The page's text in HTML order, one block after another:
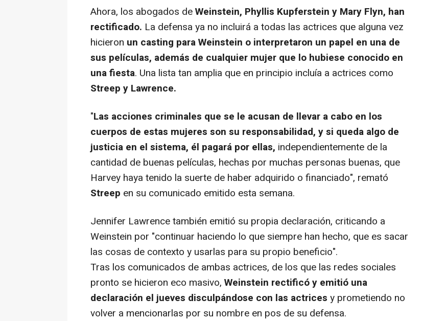
Ahora, los abogados deWeinstein, Phyllis Kupferstein y Mary Flyn, han
rectificado. La defensa ya no incluirá a todas las actrices que alguna vez
hicieron un casting para Weinstein o interpretaron un papel en una de
sus películas, además de cualquier mujer que lo hubiese conocido en
una fiesta. Una lista tan amplia que en principio incluía a actrices como
Streep y Lawrence.
"Las acciones criminales que se le acusan de llevar a cabo en los
cuerpos de estas mujeres son su responsabilidad, y si queda algo de
justicia en el sistema, él pagará por ellas, independientemente de la
cantidad de buenas películas, hechas por muchas personas buenas, que
Harvey haya tenido la suerte de haber adquirido o financiado", remató
Streep en su comunicado emitido esta semana.
Jennifer Lawrence también emitió su propia declaración, criticando a
Weinstein por "continuar haciendo lo que siempre han hecho, que es sacar
las cosas de contexto y usarlas para su propio beneficio".
Tras los comunicados de ambas actrices, de los que las redes sociales
pronto se hicieron eco masivo, Weinstein rectificó y emitió una
declaración el jueves disculpándose con las actrices y prometiendo no
volver a mencionarlas por su nombre en pos de su defensa.